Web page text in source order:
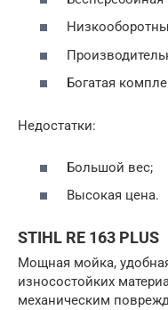
Богатая
Недостатки:
Большой вес;
Высокая цена.
STIHL RE 163 PLUS
Мощная мойка,
износостойких
механическим